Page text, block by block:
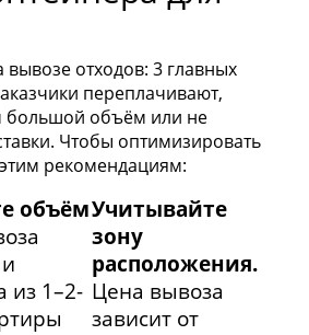
вывозе отходов: 3 главных
переплачивают,
большой объём или не
Чтобы оптимизировать
рекомендациям:
объём
из 1–2-
Учитывайте
зону
расположения.
Цена вывоза
зависит от